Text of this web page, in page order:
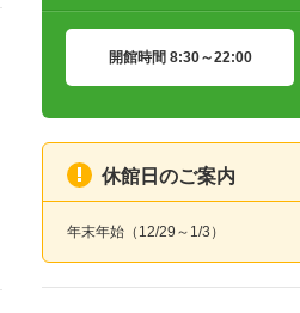
開館時間 8:30～22:00
休館日のご案内
年末年始（12/29～1/3）